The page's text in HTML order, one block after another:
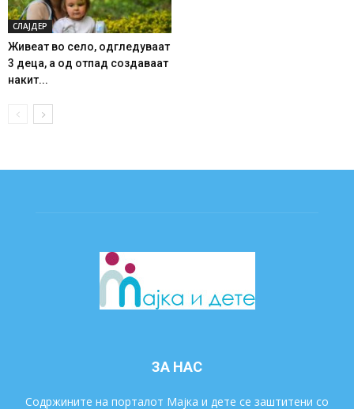
СЛАЈДЕР
Живеат во село, одгледуваат
3 деца, а од отпад создаваат
накит...
ЗА НАС
Содржините на порталот Мајка и дете се заштитени со